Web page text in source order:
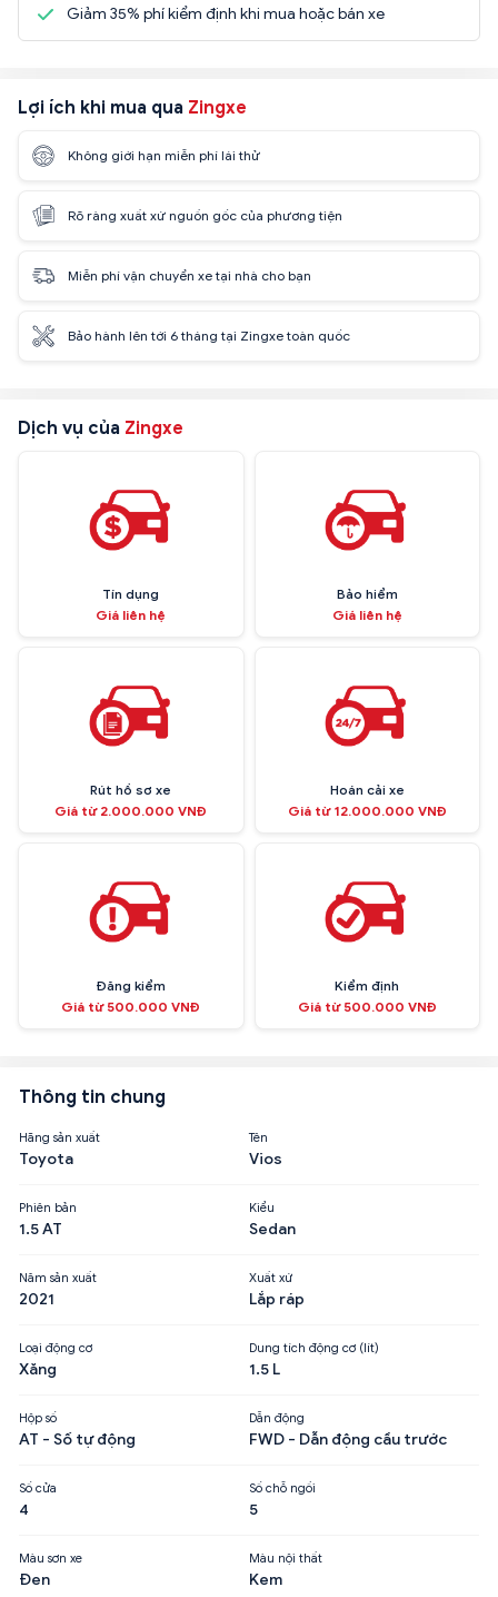
Giảm 35% phí kiểm định khi mua hoặc bán xe
Lợi ích khi mua qua Zingxe
Không giới hạn miễn phí lái thử
Rõ ràng xuất xứ nguồn gốc của phương tiện
Miễn phí vận chuyển xe tại nhà cho bạn
Bảo hành lên tới 6 tháng tại Zingxe toàn quốc
Dịch vụ của Zingxe
Tín dụng
Giá liên hệ
Bảo hiểm
Giá liên hệ
Rút hồ sơ xe
Giá từ 2.000.000 VNĐ
Hoán cải xe
Giá từ 12.000.000 VNĐ
Đăng kiểm
Giá từ 500.000 VNĐ
Kiểm định
Giá từ 500.000 VNĐ
Thông tin chung
Hãng sản xuất
Toyota
Tên
Vios
Phiên bản
1.5 AT
Kiểu
Sedan
Năm sản xuất
2021
Xuất xứ
Lắp ráp
Loại động cơ
Xăng
Dung tích động cơ (lít)
1.5 L
Hộp số
AT - Số tự động
Dẫn động
FWD - Dẫn động cầu trước
Số cửa
4
Số chỗ ngồi
5
Màu sơn xe
Đen
Màu nội thất
Kem